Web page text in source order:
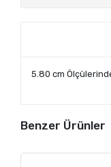
5.80 cm
Benzer Ürünler